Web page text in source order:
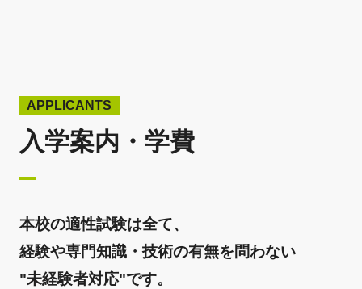
APPLICANTS
入学案内・学費
本校の適性試験は全て、
経験や専門知識・技術の有無を問わない
"未経験者対応"です。